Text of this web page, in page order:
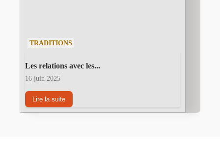
TRADITIONS
Les relations avec les...
16 juin 2025
Lire la suite